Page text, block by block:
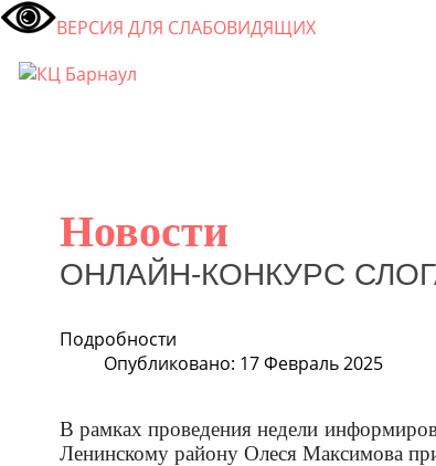
ВЕРСИЯ ДЛЯ СЛАБОВИДЯЩИХ
Новости
ОНЛАЙН-КОНКУРС
Подробности
Опубликовано: 17 Февраль 2025
В рамках проведения недели
Ленинскому району Олеся Максимова